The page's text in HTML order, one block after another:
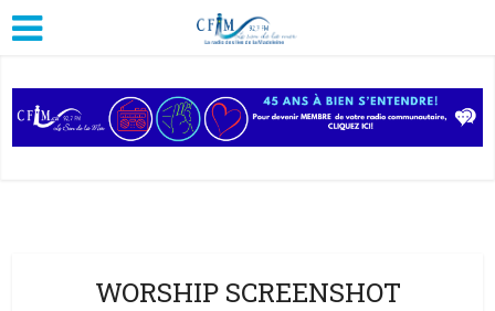
WORSHIP SCREENSHOT